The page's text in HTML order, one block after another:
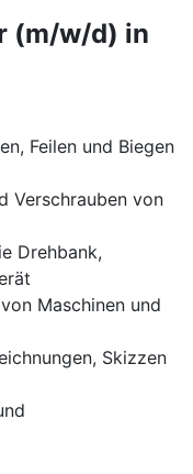
(m/w/d) in
Feilen und Biegen
Verschrauben von
Drehbank,
Maschinen und
Skizzen